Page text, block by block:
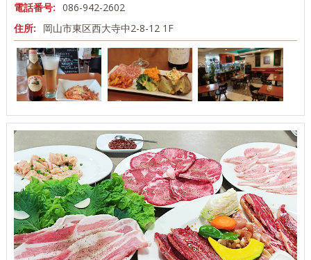
電話番号: 086-942-2602
住所:
岡山市東区西大寺中2-8-12 1F